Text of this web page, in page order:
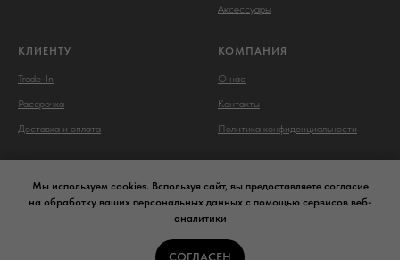
Аксессуары
КЛИЕНТУ
Trade-In
Рассрочка
Доставка и оплата
КОМПАНИЯ
О нас
Контакты
Политика конфиденциальности
Сайт носит сугубо информационный характер и не является
определяемой Статьей 437 (2) ГК РФ.
Мы используем cookies. Bспользуя сайт, вы предоставляете согласие
на обработку ваших персональных данных с помощью сервисов веб-
аналитики
СОГЛАСЕН